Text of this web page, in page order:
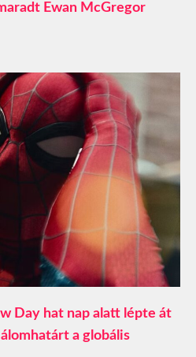
Ewan McGregor
Day hat nap alatt lépte át
a globális